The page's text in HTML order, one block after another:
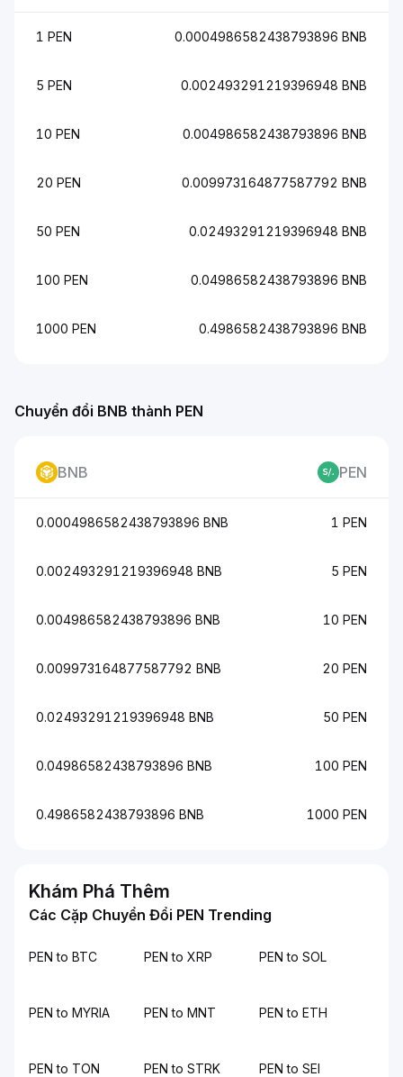
Chuyển đổi BNB thành PEN
BNB PEN
0.0004986582438793896 BNB 1 PEN
0.002493291219396948 BNB 5 PEN
0.004986582438793896 BNB 10 PEN
0.009973164877587792 BNB 20 PEN
0.02493291219396948 BNB 50 PEN
0.04986582438793896 BNB 100 PEN
0.4986582438793896 BNB 1000 PEN
1 PEN 0.0004986582438793896 BNB
5 PEN 0.002493291219396948 BNB
10 PEN 0.004986582438793896 BNB
20 PEN 0.009973164877587792 BNB
50 PEN 0.02493291219396948 BNB
100 PEN 0.04986582438793896 BNB
1000 PEN 0.4986582438793896 BNB
Khám Phá Thêm
Các Cặp Chuyển Đổi PEN Trending
PEN to BTC PEN to XRP PEN to SOL
PEN to MYRIA PEN to MNT PEN to ETH
PEN to TON PEN to STRK PEN to SEI